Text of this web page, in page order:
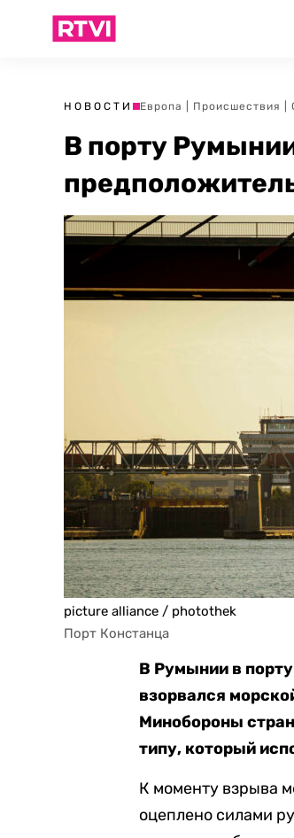
НОВОСТИ Европа Происшествия
В порту
picture alliance / photothek
Порт Констанца
В Румынии в
взорвался
Минобороны
типу, который
К моменту взрыва
оцеплено силами